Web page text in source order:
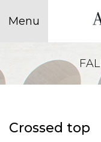
Crossed top